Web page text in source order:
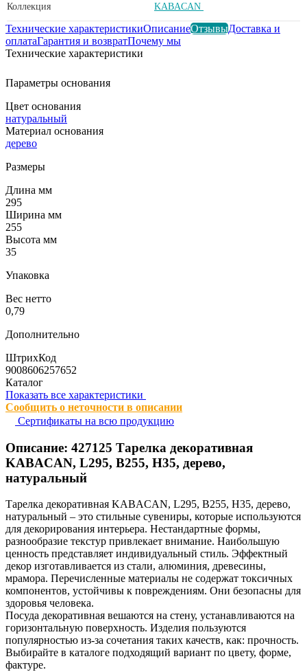
Коллекция KABACAN
Технические характеристикиОписаниеОтзывыДоставка и
оплатаГарантия и возвратПочему мы
Технические характеристики
Параметры основания
Цвет основания
натуральный
Материал основания
дерево
Размеры
Длина мм
295
Ширина мм
255
Высота мм
35
Упаковка
Вес нетто
0,79
Дополнительно
ШтрихКод
9008606257652
Каталог
Показать все характеристики
Сообщить о неточности в описании
Сертификаты на всю продукцию
Описание: 427125 Тарелка декоративная
KABACAN, L295, B255, H35, дерево,
натуральный
Тарелка декоративная KABACAN, L295, B255, H35, дерево,
натуральный – это стильные сувениры, которые используются
для декорирования интерьера. Нестандартные формы,
разнообразие текстур привлекает внимание. Наибольшую
ценность представляет индивидуальный стиль. Эффектный
декор изготавливается из стали, алюминия, древесины,
мрамора. Перечисленные материалы не содержат токсичных
компонентов, устойчивы к повреждениям. Они безопасны для
здоровья человека.
Посуда декоративная вешаются на стену, устанавливаются на
горизонтальную поверхность. Изделия пользуются
популярностью из-за сочетания таких качеств, как: прочность.
Выбирайте в каталоге подходящий вариант по цвету, форме,
фактуре.